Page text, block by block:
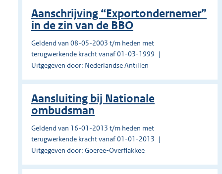
Aanschrijving “Exportondernemer”
in de zin van de BBO
Geldend van 08-05-2003 t/m heden met
terugwerkende kracht vanaf 01-03-1999
Uitgegeven door: Nederlandse Antillen
Aansluiting bij Nationale
ombudsman
Geldend van 16-01-2013 t/m heden met
terugwerkende kracht vanaf 01-01-2013
Uitgegeven door: Goeree-Overflakkee